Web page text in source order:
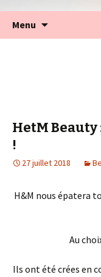
Menu
HetM
!
27 juillet 2018
H&M nous épatera
Au
Ils ont été crées en